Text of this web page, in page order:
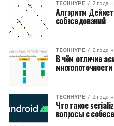
TECHHYPE 2 года
Алгоритм
собеседований
TECHHYPE 2 года
В чём отличие
TECHHYPE 2 года
Что такое
вопросы с